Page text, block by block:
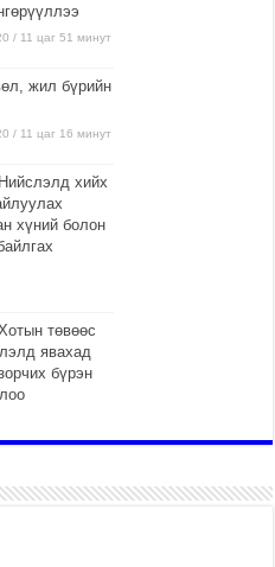
/ 11 цаг 51 минут
жил бүрийн
/ 11 цаг 16 минут
хийх
хүний болон
төвөөс
явахад
бүрэн
80
байна